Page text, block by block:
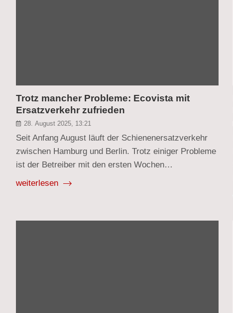
Trotz mancher Probleme: Ecovista mit
Ersatzverkehr zufrieden
28. August 2025, 13:21
Seit Anfang August läuft der Schienenersatzverkehr
zwischen Hamburg und Berlin. Trotz einiger Probleme
ist der Betreiber mit den ersten Wochen…
weiterlesen